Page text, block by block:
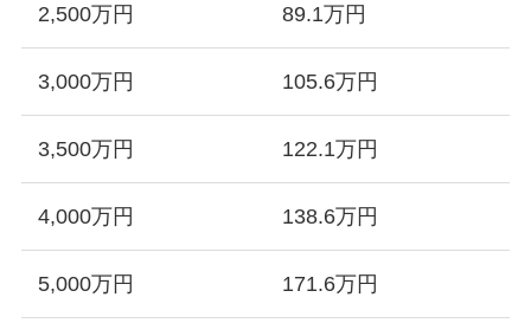
2,500万円 89.1万円
3,000万円 105.6万円
3,500万円 122.1万円
4,000万円 138.6万円
5,000万円 171.6万円